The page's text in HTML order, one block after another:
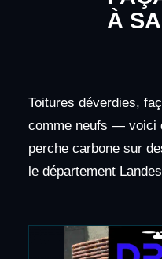
À
Toitures déverdies,
comme neufs — voici
perche carbone sur
le département